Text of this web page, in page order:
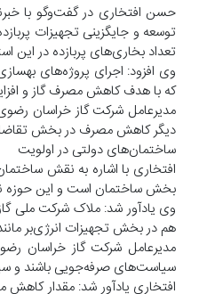
حسن افتخاری در گفت‌وگو با
توسعه و جایگزینی تجهیزات
تعداد بخاری‌های پربازده در این
وی افزود: اجرای پروژه‌های
که با هدف کاهش مصرف گاز و
دیگر کاهش مصرف در بخش
ساختمان‌های دولتی در اولویت
بخش ساختمان است و این حوزه
هم در بخش تجهیزات انرژی‌بر
مدیرعامل شرکت گاز خراسان
سیاست‌های صرفه‌جویی باشند و